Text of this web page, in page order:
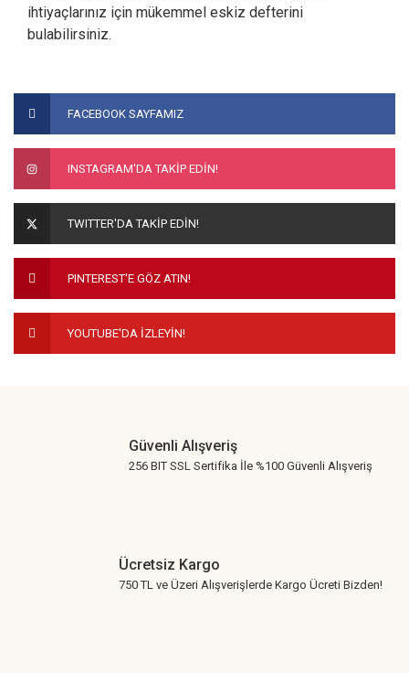
ihtiyaçlarınız için mükemmel eskiz defterini
bulabilirsiniz.
Bu ürüne ilk yorumu siz yapın!
Yorum Yaz
kullanarak tarafımıza iletebilirsiniz.
Görüş ve önerileriniz için teşekkür ederiz.
Ürün açıklamasında eksik bilgiler bulunuyor.
Ürün fiyatı diğer sitelerden daha pahalı.
Bu ürüne benzer farklı alternatifler olmalı.
FACEBOOK SAYFAMIZ
INSTAGRAM'DA TAKİP EDİN!
TWITTER'DA TAKİP EDİN!
PINTEREST'E GÖZ ATIN!
YOUTUBE'DA İZLEYİN!
Güvenli Alışveriş
256 BIT SSL Sertifika İle %100 Güvenli Alışveriş
Ücretsiz Kargo
750 TL ve Üzeri Alışverişlerde Kargo Ücreti Bizden!